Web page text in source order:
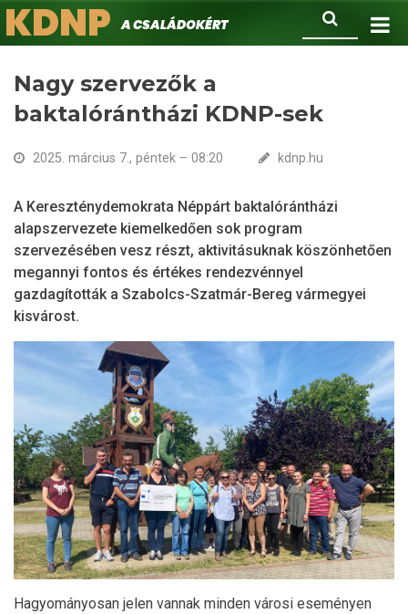
Ugrás
a
Keresés
KDNPA családokért.
Nagy szervezők a
baktalórántházi KDNP-sek
2025. március 7., péntek – 08:20 kdnp.hu
A Kereszténydemokrata Néppárt baktalórántházi
alapszervezete kiemelkedően sok program
szervezésében vesz részt, aktivitásuknak köszönhetően
megannyi fontos és értékes rendezvénnyel
gazdagították a Szabolcs-Szatmár-Bereg vármegyei
kisvárost.
Hagyományosan jelen vannak minden városi eseményen